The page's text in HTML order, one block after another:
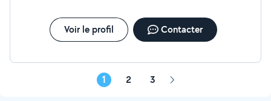
Voir le profil Contacter
1 2 3 Page